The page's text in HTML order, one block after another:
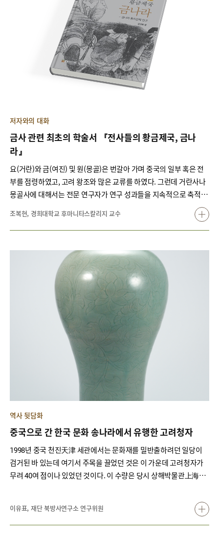
저자와의 대화
금사 관련 최초의 학술서 『전사들의 황금제국, 금나
라』
요(거란)와 금(여진) 및 원(몽골)은 번갈아 가며 중국의 일부 혹은 전
부를 점령하였고, 고려 왕조와 많은 교류를 하였다. 그런데 거란사나
몽골사에 대해서는 전문 연구자가 연구 성과들을 지속적으로 축적하
고 있지만, 금대사에 대해서는 전문 연구서가 한 권도 출판된 바가 없
다. 이처럼 국내 역사학계에서 불모지와 다를 바 없는 금에 대한 학술
서 『전사들의 황금제국, 금나라』가 출판되었다. 본서는 재단의
나라 연구자가 집필에 참여하였다. 본서는 각 분야에서 나타난 통치
전략을 집중적으로 연구하고 분석하여, 여진인들이 몽골인과 달리 쉽
게 한화되지 않고 오히려 정복왕조로서의 면모를 강하게 보였다고 주
장한 점이 특징이다.
조복현, 경희대학교 후마니타스칼리지 교수
역사 뒷담화
중국으로 간 한국 문화 송나라에서 유행한 고려청자
1998년 중국 천진天津 세관에서는 문화재를 밀반출하려던 일당이
검거된 바 있는데 여기서 주목을 끌었던 것은 이 가운데 고려청자가
무려 40여 점이나 있었던 것이다. 이 수량은 당시 상해박물관上海博
과 비교해본다면 실로 놀랄만한 숫자다. 게다가 순청자와 상감청자
등 예술적 가치가 높은 청자도 포함되어 있어 질적으로도 높은 수준
의 것이었다. 이는 현재도 중국에서 고려청자가 얼마나 가치 있는 문
이유표, 재단 북방사연구소 연구위원